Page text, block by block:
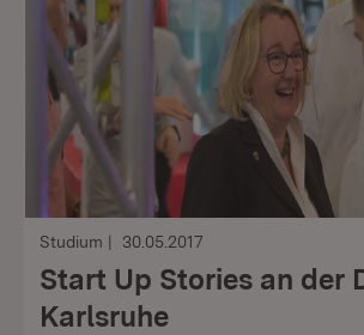
Studium 30.05.2017
Start Up Stories an der
Karlsruhe